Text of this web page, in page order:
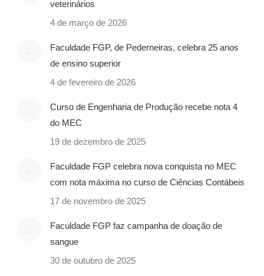
veterinários
4 de março de 2026
Faculdade FGP, de Pederneiras, celebra 25 anos
de ensino superior
4 de fevereiro de 2026
Curso de Engenharia de Produção recebe nota 4
do MEC
19 de dezembro de 2025
Faculdade FGP celebra nova conquista no MEC
com nota máxima no curso de Ciências Contábeis
17 de novembro de 2025
Faculdade FGP faz campanha de doação de
sangue
30 de outubro de 2025